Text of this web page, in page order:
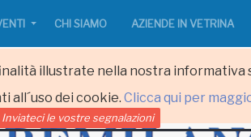
illustrate nella nostra informativa
all´uso dei cookie. Clicca qui per
CHI SIAMO AZIENDE IN VETRINA
Inviateci le vostre segnalazioni